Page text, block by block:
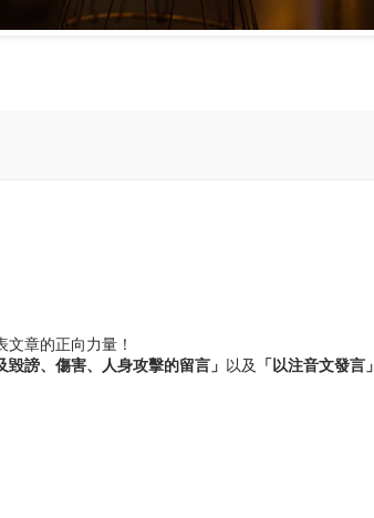
章的正向力量！
毀謗、傷害、人身攻擊的留言」 以及
「以注音文發言」